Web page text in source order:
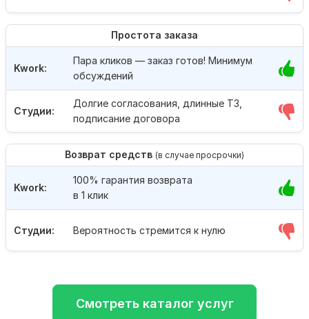
Простота заказа
Студии:
Долгие согласования, длинные ТЗ,
подписание договора
Kwork:
Пара кликов — заказ готов! Минимум
обсуждений
Возврат средств (в случае просрочки)
Студии: Вероятность стремится к нулю
Kwork:
100% гарантия возврата
в 1 клик
Смотреть каталог услуг